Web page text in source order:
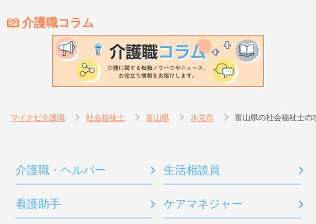
介護職コラム
マイナビ介護職 社会福祉士 富山県 氷見市 富山県の社会福祉士の
介護職・ヘルパー 生活相談員
看護助手 ケアマネジャー